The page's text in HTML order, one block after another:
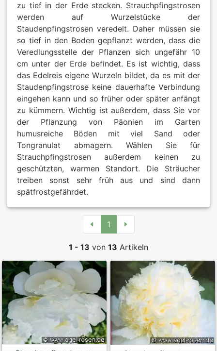
zu tief in der Erde stecken. Strauchpfingstrosen
werden auf Wurzelstücke der
Staudenpfingstrosen veredelt. Daher müssen sie
so tief in den Boden gepflanzt werden, dass die
Veredlungsstelle der Pflanzen sich ungefähr 10
cm unter der Erde befindet. Es ist wichtig, dass
das Edelreis eigene Wurzeln bildet, da es mit der
Staudenpfingstrose keine dauerhafte Verbindung
eingehen kann und so früher oder später anfängt
zu kümmern. Wichtig ist außerdem, dass Sie vor
der Pflanzung von Päonien im Garten
humusreiche Böden mit viel Sand oder
Tongranulat abmagern. Wählen Sie für
Strauchpfingstrosen außerdem keinen zu
geschützten, warmen Standort. Die Sträucher
treiben sonst sehr früh aus und sind dann
spätfrostgefährdet.
1
1 - 13 von 13 Artikeln